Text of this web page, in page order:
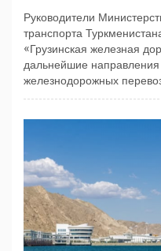
Руководители
транспорта
«Грузинская железная
дальнейшие направления
железнодорожных